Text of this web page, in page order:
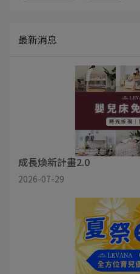
最新消息
成長煥新計畫2.0
2026-07-29